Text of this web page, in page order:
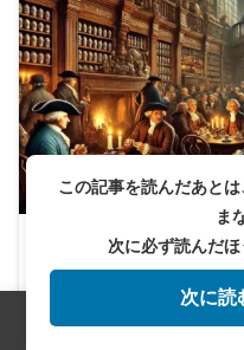
イギリスのコーヒー
ない？歴史の裏側
この記事を読んだあと
ま
次に必ず読んだ
次に読